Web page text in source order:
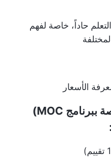
حاداً، خاصة لفهم
الأسعار
Gensuite (ليست خاصة ببرنامج MOC)